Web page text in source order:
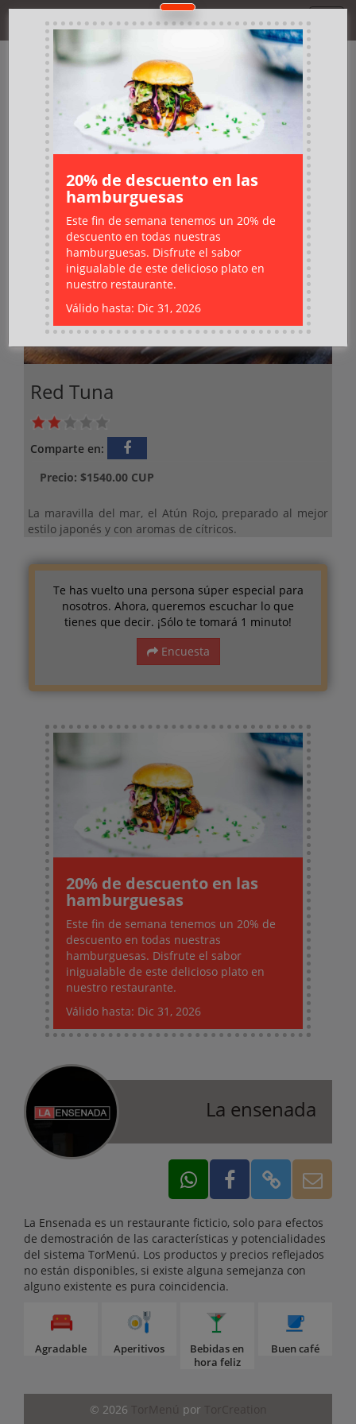
TorMenú
20% de descuento en las
hamburguesas
Este fin de semana tenemos un 20% de
descuento en todas nuestras
hamburguesas. Disfrute el sabor
inigualable de este delicioso plato en
nuestro restaurante.
Válido hasta: Dic 31, 2026
Red Tuna
Comparte en:
Precio: $1540.00 CUP
La maravilla del mar, el Atún Rojo, preparado al mejor
estilo japonés y con aromas de cítricos.
Te has vuelto una persona súper especial para
nosotros. Ahora, queremos escuchar lo que
tienes que decir. ¡Sólo te tomará 1 minuto!
Encuesta
20% de descuento en las
hamburguesas
Este fin de semana tenemos un 20% de
descuento en todas nuestras
hamburguesas. Disfrute el sabor
inigualable de este delicioso plato en
nuestro restaurante.
Válido hasta: Dic 31, 2026
La ensenada
La Ensenada es un restaurante ficticio, solo para efectos
de demostración de las características y potencialidades
del sistema TorMenú. Los productos y precios reflejados
no están disponibles, si existe alguna semejanza con
alguno existente es pura coincidencia.
Agradable Aperitivos
Bebidas en
hora feliz
Buen café
© 2026 por